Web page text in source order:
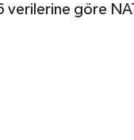
göre